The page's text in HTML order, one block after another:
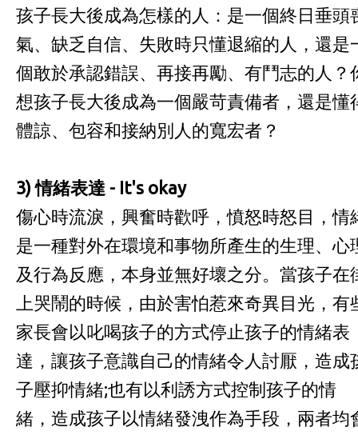
孩子長大後成為怎樣的人：是一個終日垂頭
氣、缺乏自信、失敗時只懂退縮的人，還是
個敢於承認錯誤、再接再勵、有鬥志的人？
想孩子長大後成為一個嚴苛責備者，還是懂
體諒、包容和接納別人的寬宏者？
3)情緒表達 - It's okay
傷心時流淚，興奮時歡呼，憤怒時怒目，情
是一種對外在環境和事物所產生的生理、心
及行為反應，本身並無好壞之分。當孩子在
上哭鬧的時候，由於害怕惹來奇異目光，有
家長會以叱喝孩子的方式停止孩子的情緒表
達，讓孩子意識自己的情緒令人討厭，造成
子壓抑情緒;也有以利誘方式控制孩子的情
緒，造成孩子以情緒發洩作為手段，兩者均